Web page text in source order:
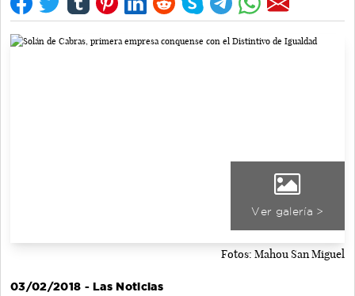
Ver galería >
Fotos: Mahou San Miguel
03/02/2018 - Las Noticias